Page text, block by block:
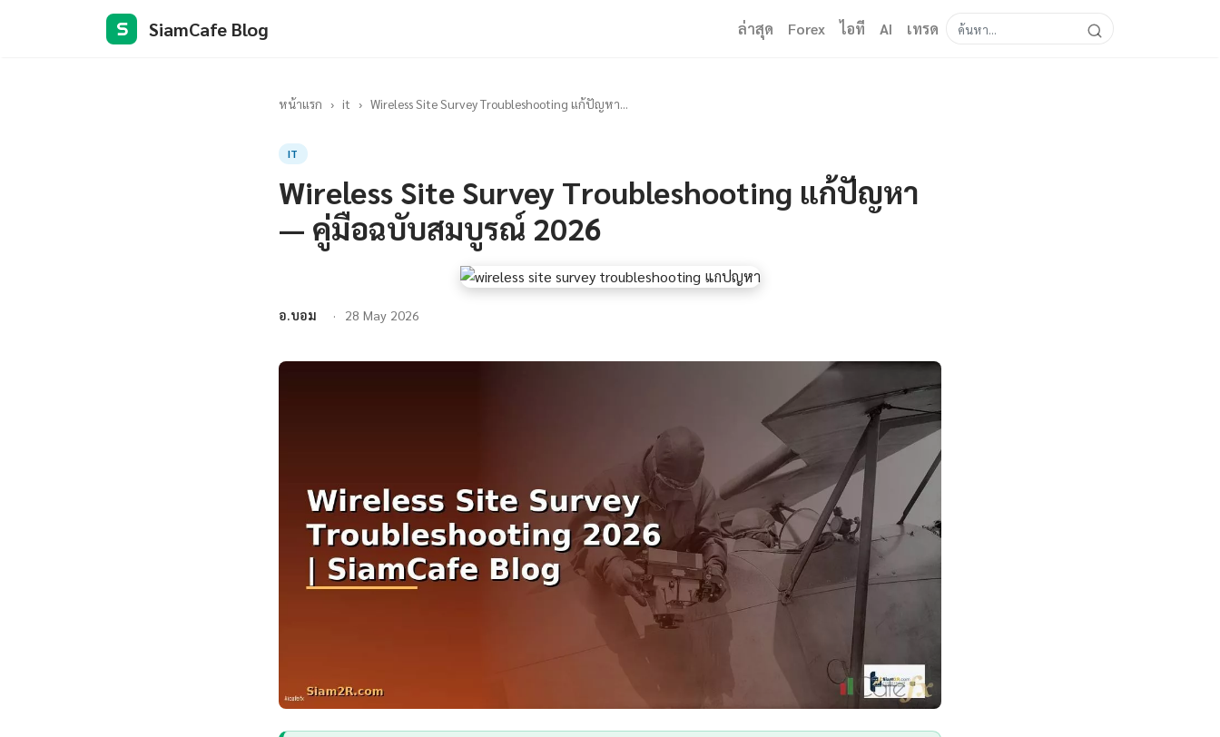
S SiamCafe Blog ล่าสุด Forex ไอที AI เทรด
หน้าแรก › it › Wireless Site Survey Troubleshooting แก้ปัญหา...
IT
Wireless Site Survey Troubleshooting แก้ปัญหา
— คู่มือฉบับสมบูรณ์ 2026
อ.บอม 28 May 2026